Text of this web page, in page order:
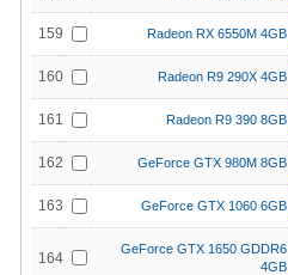
159 Radeon RX 6550M 4GB
160 Radeon R9 290X 4GB
161 Radeon R9 390 8GB
162 GeForce GTX 980M 8GB
163 GeForce GTX 1060 6GB
164
GeForce GTX 1650 GDDR6
4GB